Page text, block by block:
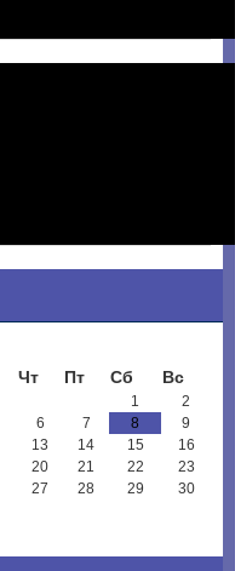
Чт Пт Сб Вс
1
2
6 7 8
9
13 14 15
16
20 21 22
23
27 28 29
30